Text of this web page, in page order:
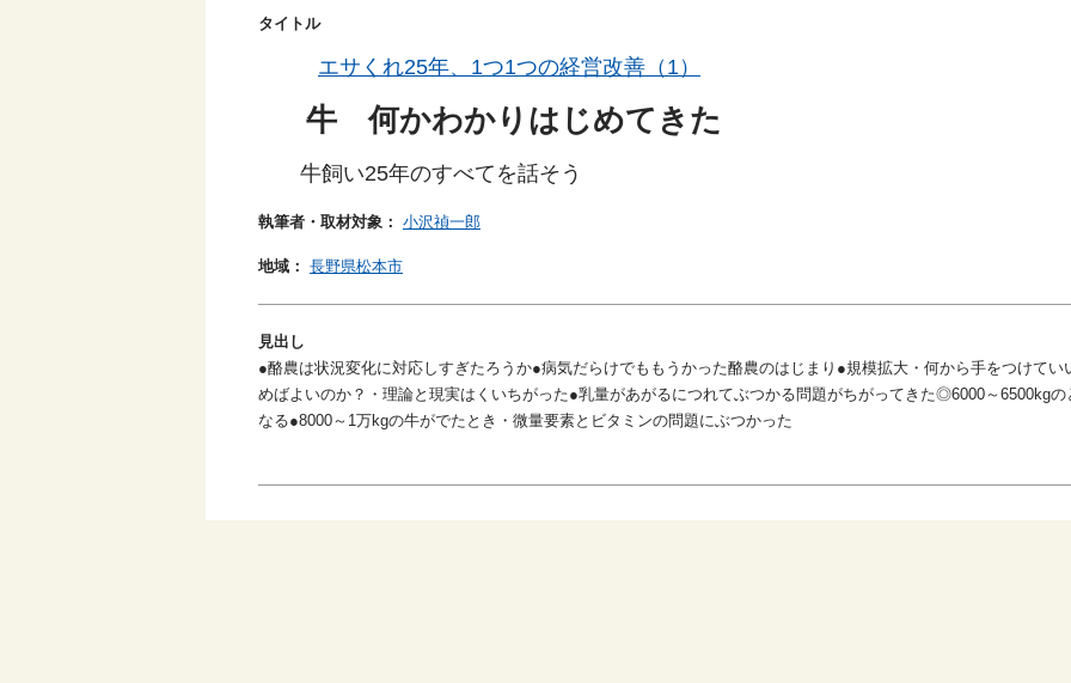
タイトル
エサくれ25年、1つ1つの経営改善（1）
牛 何かわかりはじめてきた
牛飼い25年のすべてを話そう
執筆者・取材対象： 小沢禎一郎
地域： 長野県松本市
見出し
●酪農は状況変化に対応しすぎたろうか●病気だらけでももうかった酪農のはじまり●規模拡大・何から手をつけて
めばよいのか？・理論と現実はくいちがった●乳量があがるにつれてぶつかる問題がちがってきた◎6000～6500kg
なる●8000～1万kgの牛がでたとき・微量要素とビタミンの問題にぶつかった